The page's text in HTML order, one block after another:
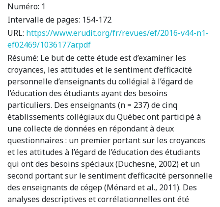
Numéro: 1
Intervalle de pages: 154-172
URL: https://www.erudit.org/fr/revues/ef/2016-v44-n1-
ef02469/1036177ar.pdf
Résumé: Le but de cette étude est d’examiner les
croyances, les attitudes et le sentiment d’efficacité
personnelle d’enseignants du collégial à l’égard de
l’éducation des étudiants ayant des besoins
particuliers. Des enseignants (n = 237) de cinq
établissements collégiaux du Québec ont participé à
une collecte de données en répondant à deux
questionnaires : un premier portant sur les croyances
et les attitudes à l’égard de l’éducation des étudiants
qui ont des besoins spéciaux (Duchesne, 2002) et un
second portant sur le sentiment d’efficacité personnelle
des enseignants de cégep (Ménard et al., 2011). Des
analyses descriptives et corrélationnelles ont été